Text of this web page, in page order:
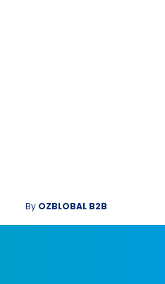
By OZBLOBAL B2B